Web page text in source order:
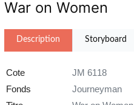
War on Women
Description Storyboard
Cote
JM 6118
Fonds
Journeyman